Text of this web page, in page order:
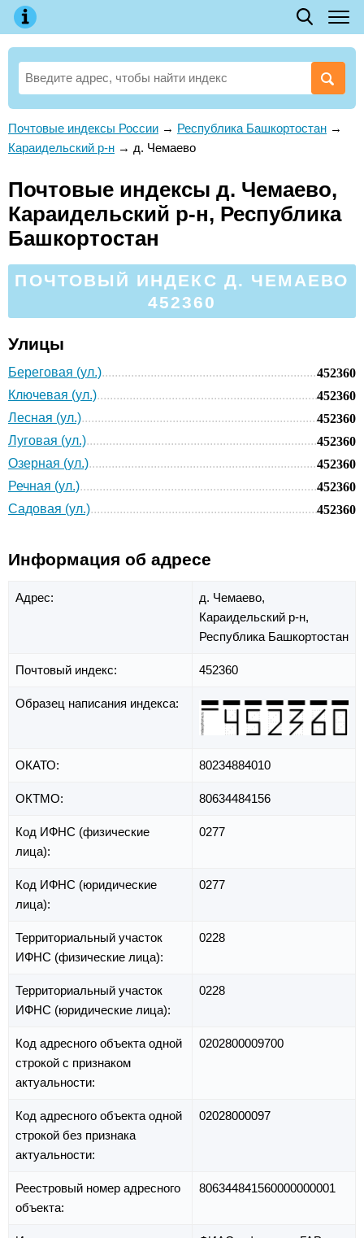
Почтовые индексы России → Республика Башкортостан →
Караидельский р-н → д. Чемаево
Почтовые индексы д. Чемаево,
Караидельский р-н, Республика
Башкортостан
ПОЧТОВЫЙ ИНДЕКС Д. ЧЕМАЕВО
452360
Улицы
Береговая (ул.)
452360
Ключевая (ул.)
452360
Лесная (ул.)
452360
Луговая (ул.)
452360
Озерная (ул.)
452360
Речная (ул.)
452360
Садовая (ул.)
452360
Информация об адресе
Адрес:
д. Чемаево,
Караидельский р-н,
Республика Башкортостан
Почтовый индекс: 452360
Образец написания индекса:
ОКАТО: 80234884010
ОКТМО: 80634484156
Код ИФНС (физические
лица):
0277
Код ИФНС (юридические
лица):
0277
Территориальный участок
ИФНС (физические лица):
0228
Территориальный участок
ИФНС (юридические лица):
0228
Код адресного объекта одной
строкой с признаком
актуальности:
0202800009700
Код адресного объекта одной
строкой без признака
актуальности:
02028000097
Реестровый номер адресного
объекта:
806344841560000000001